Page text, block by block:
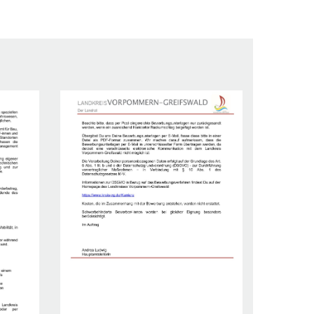
Kommunikationsmitteln.
besitzen gute sprachliche Kompetenzen.
sind bereit sich im Anschluss an Ihr
erfolgreiches Studium für die Dauer von 4 Jahren
einem Arbeitsverhältnis an einen unserer
zu binden.